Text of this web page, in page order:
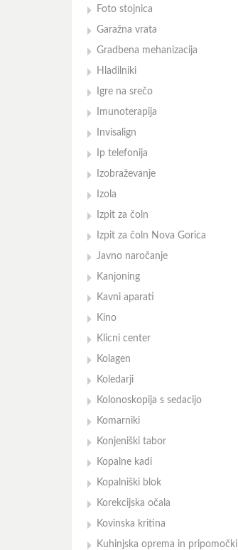
Foto stojnica
Garažna vrata
Gradbena mehanizacija
Hladilniki
Igre na srečo
Imunoterapija
Invisalign
Ip telefonija
Izobraževanje
Izola
Izpit za čoln
Izpit za čoln Nova Gorica
Javno naročanje
Kanjoning
Kavni aparati
Kino
Klicni center
Kolagen
Koledarji
Kolonoskopija s sedacijo
Komarniki
Konjeniški tabor
Kopalne kadi
Kopalniški blok
Korekcijska očala
Kovinska kritina
Kuhinjska oprema in pripomočki